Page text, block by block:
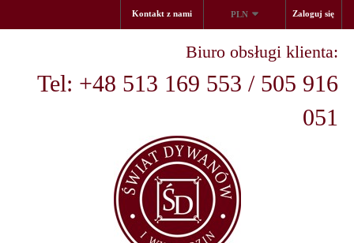
Zaloguj się
PLN
Kontakt z nami
Biuro obsługi klienta:
Tel: +48 513 169 553 / 505 916
051